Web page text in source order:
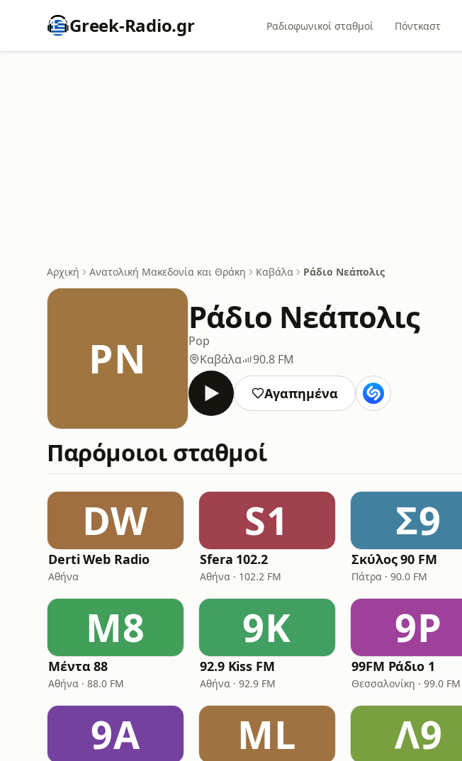
Greek-Radio.gr Ραδιοφωνικοί σταθμοί Πόντκαστ
Αρχική Ανατολική Μακεδονία και Θράκη Καβάλα Ράδιο Νεάπολις
ΡΝ
Ράδιο Νεάπολις
Pop
Καβάλα
90.8 FM
Αγαπημένα
Παρόμοιοι σταθμοί
DW
Derti Web Radio
Αθήνα
S1
Sfera 102.2
Αθήνα · 102.2 FM
Σ9
Σκύλος 90 FM
Πάτρα · 90.0 FM
Μ8
Μέντα 88
Αθήνα · 88.0 FM
9K
92.9 Kiss FM
Αθήνα · 92.9 FM
9Ρ
99FM Ράδιο 1
Θεσσαλονίκη · 99.0 FM
9A ML Λ9